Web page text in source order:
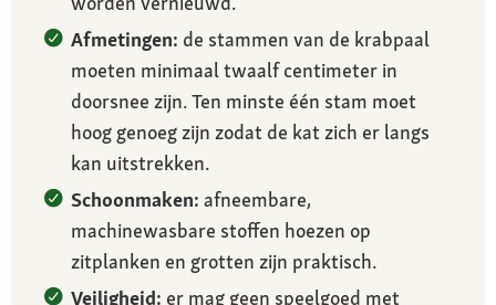
Afmetingen: de stammen van de krabpaal
moeten minimaal twaalf centimeter in
doorsnee zijn. Ten minste één stam moet
hoog genoeg zijn zodat de kat zich er langs
kan uitstrekken.
Schoonmaken: afneembare,
machinewasbare stoffen hoezen op
zitplanken en grotten zijn praktisch.
Veiligheid: er mag geen speelgoed met